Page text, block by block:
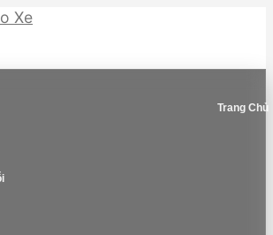
Trang Chủ